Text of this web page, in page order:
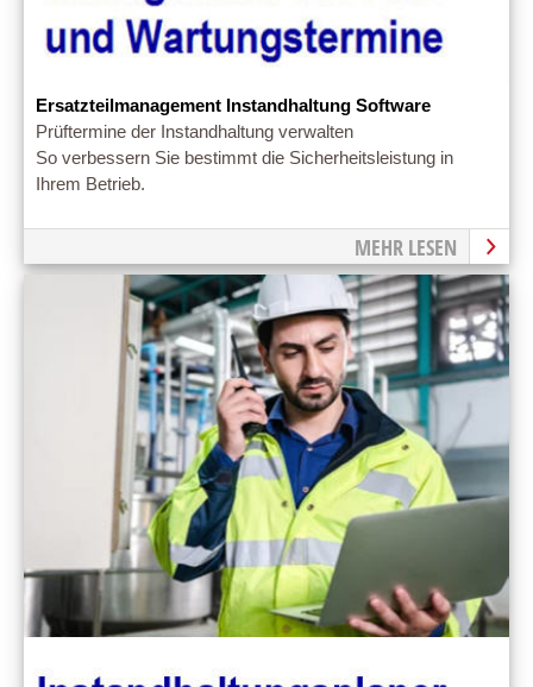
Ersatzteilmanagement Instandhaltung Software
Prüftermine der Instandhaltung verwalten
So verbessern Sie bestimmt die Sicherheitsleistung in
Ihrem Betrieb.
MEHR LESEN